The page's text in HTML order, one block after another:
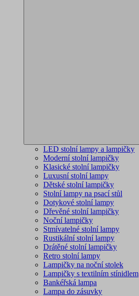
LED stolní lampy a lampičky
Moderní stolní lampičky
Klasické stolní lampičky
Luxusní stolní lampy
Dětské stolní lampičky
Stolní lampy na psací stůl
Dotykové stolní lampy
Dřevěné stolní lampičky
Noční lampičky
Stmívatelné stolní lampy
Rustikální stolní lampy
Drátěné stolní lampičky
Retro stolní lampy
Lampičky na noční stolek
Lampičky s textilním stínidlem
Bankéřská lampa
Lampa do zásuvky